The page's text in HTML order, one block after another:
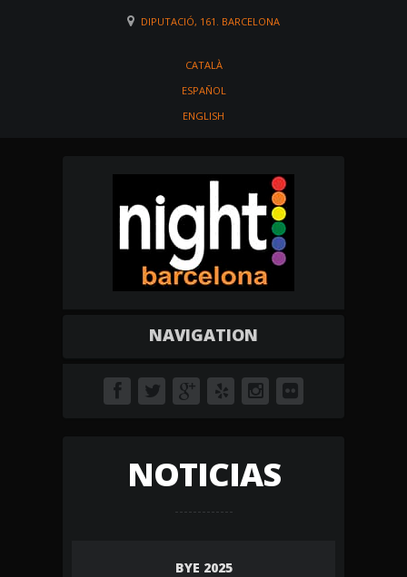
DIPUTACIÓ, 161. BARCELONA
CATALÀ
ESPAÑOL
ENGLISH
NAVIGATION
NOTICIAS
BYE 2025